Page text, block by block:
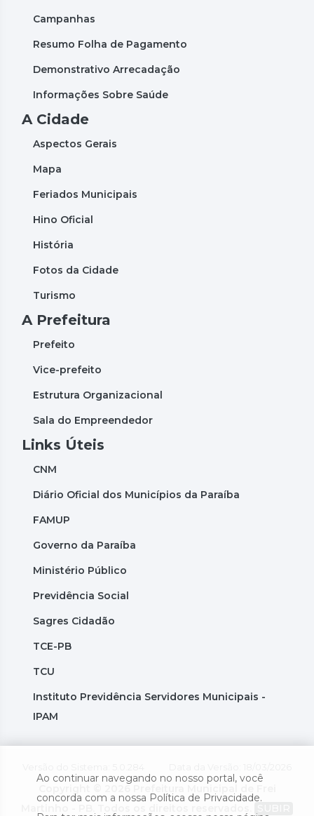
Campanhas
Resumo Folha de Pagamento
Demonstrativo Arrecadação
Informações Sobre Saúde
A Cidade
Aspectos Gerais
Mapa
Feriados Municipais
Hino Oficial
História
Fotos da Cidade
Turismo
A Prefeitura
Prefeito
Vice-prefeito
Estrutura Organizacional
Sala do Empreendedor
Links Úteis
CNM
Diário Oficial dos Municípios da Paraíba
FAMUP
Governo da Paraíba
Ministério Público
Previdência Social
Sagres Cidadão
TCE-PB
TCU
Instituto Previdência Servidores Municipais -
IPAM
Ao continuar navegando no nosso portal, você
concorda com a nossa Política de Privacidade.